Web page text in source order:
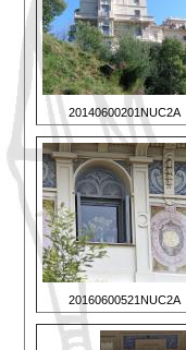
20140600201NUC2A
20160600521NUC2A